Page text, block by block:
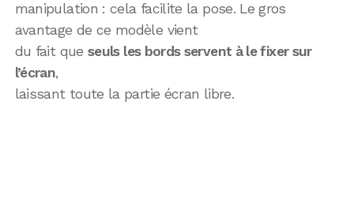
manipulation : cela facilite la pose. Le gros
avantage de ce modèle vient
du fait que seuls les bords servent à le fixer sur
l’écran,
laissant toute la partie écran libre.